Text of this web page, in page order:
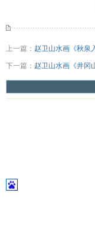
上一篇： 赵卫山水画《秋
下一篇： 赵卫山水画《井